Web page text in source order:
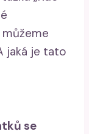
jaká je tato
se